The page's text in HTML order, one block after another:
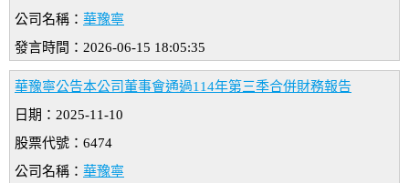
公司名稱： 華豫寧
發言時間：2026-06-15 18:05:35
華豫寧公告本公司董事會通過114年第三季合併財務報告
日期：2025-11-10
股票代號：6474
公司名稱： 華豫寧